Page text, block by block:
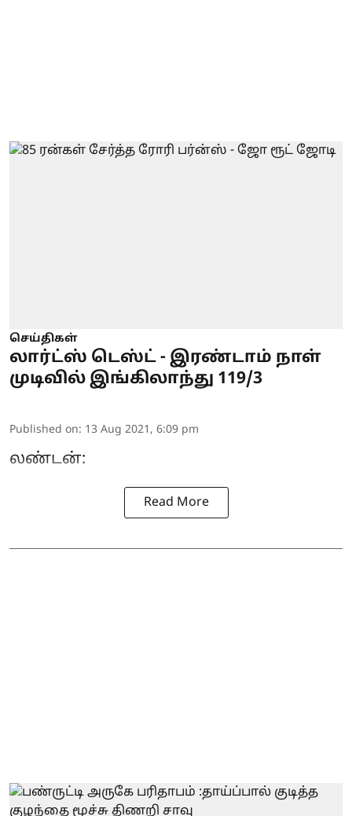
செய்திகள்
லார்ட்ஸ் டெஸ்ட் - இரண்டாம் நாள்
முடிவில் இங்கிலாந்து 119/3
Published on: 13 Aug 2021, 6:09 pm
லண்டன்:
Read More